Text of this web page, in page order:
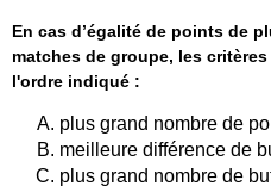
En cas d’égalité de points de
matches de groupe, les
l'ordre indiqué :
plus grand nombre de
meilleure différence de
plus grand nombre de